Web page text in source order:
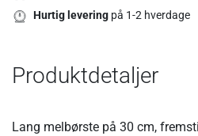
Hurtig levering på 1-2 hverdage
Produktdetaljer
Lang melbørste på 30 cm,